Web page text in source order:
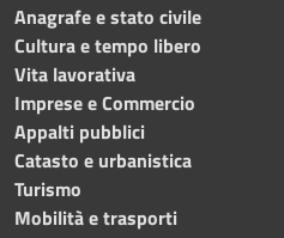
Anagrafe e stato civile
Cultura e tempo libero
Vita lavorativa
Imprese e Commercio
Appalti pubblici
Catasto e urbanistica
Turismo
Mobilità e trasporti